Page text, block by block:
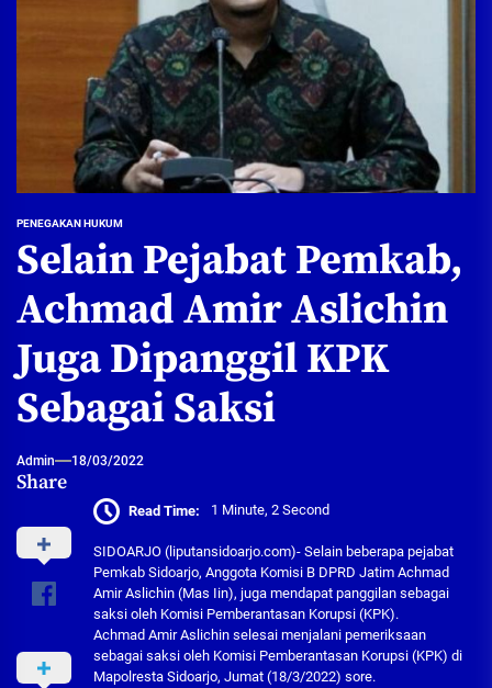
PENEGAKAN HUKUM
Selain Pejabat Pemkab,
Achmad Amir Aslichin
Juga Dipanggil KPK
Sebagai Saksi
Admin 18/03/2022
Share
Read Time: 1 Minute, 2 Second
SIDOARJO (liputansidoarjo.com)- Selain beberapa pejabat
Pemkab Sidoarjo, Anggota Komisi B DPRD Jatim Achmad
Amir Aslichin (Mas Iin), juga mendapat panggilan sebagai
saksi oleh Komisi Pemberantasan Korupsi (KPK).
Achmad Amir Aslichin selesai menjalani pemeriksaan
sebagai saksi oleh Komisi Pemberantasan Korupsi (KPK) di
Mapolresta Sidoarjo, Jumat (18/3/2022) sore.